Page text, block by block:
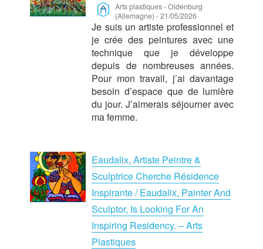
Arts plastiques-Oldenburg
(Allemagne) -21/05/2026
Je suis un artiste professionnel et
je crée des peintures avec une
technique que je développe
depuis de nombreuses années.
Pour mon travail, j’ai davantage
besoin d’espace que de lumière
du jour. J’aimerais séjourner avec
ma femme.
Eaudalix, Artiste Peintre &
Sculptrice Cherche Résidence
Inspirante / Eaudalix, Painter And
Sculptor, Is Looking For An
Inspiring Residency. – Arts
Plastiques